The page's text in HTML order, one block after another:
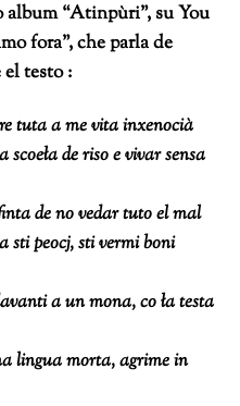
album “Atinpùri”, su You
fora”, che parla de
testo :
tuta a me vita inxenocià
de riso e vivar sensa
de no vedar tuto el mal
sti peocj, sti vermi boni
a un mona, co ła testa
lingua morta, agrime in